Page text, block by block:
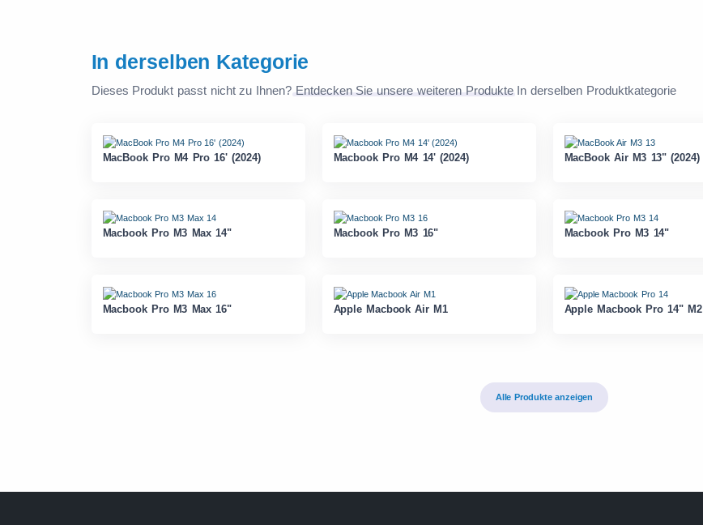
In derselben Kategorie
Dieses Produkt passt nicht zu Ihnen? Entdecken Sie unsere weiteren ProdukteIn derselben Produktkategorie
MacBook Pro M4 Pro 16' (2024) Macbook Pro M4 14' (2024) MacBook Air M3 13" (2024)
Macbook Pro M3 Max 14" Macbook Pro M3 16" Macbook Pro M3 14"
Macbook Pro M3 Max 16" Apple Macbook Air M1 Apple Macbook Pro 14" M2
Alle Produkte anzeigen